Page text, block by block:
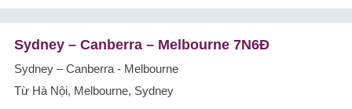
Sydney – Canberra – Melbourne 7N6Đ
Sydney – Canberra - Melbourne
Từ Hà Nội, Melbourne, Sydney